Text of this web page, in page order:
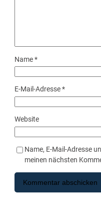
Name*
E-Mail-Adresse*
Website
Name, E-Mail-Adresse
meinen nächsten